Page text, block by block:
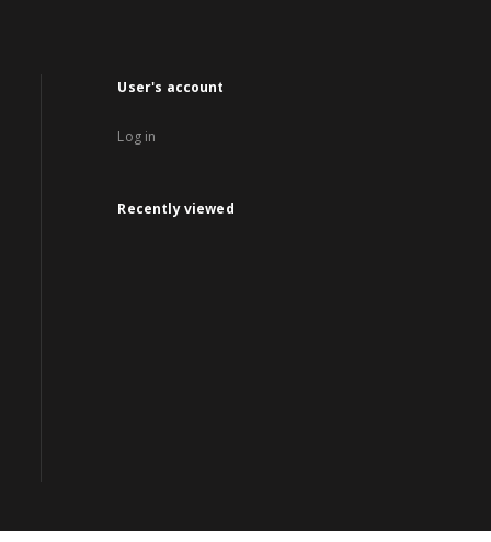
User's account
Log in
Recently viewed